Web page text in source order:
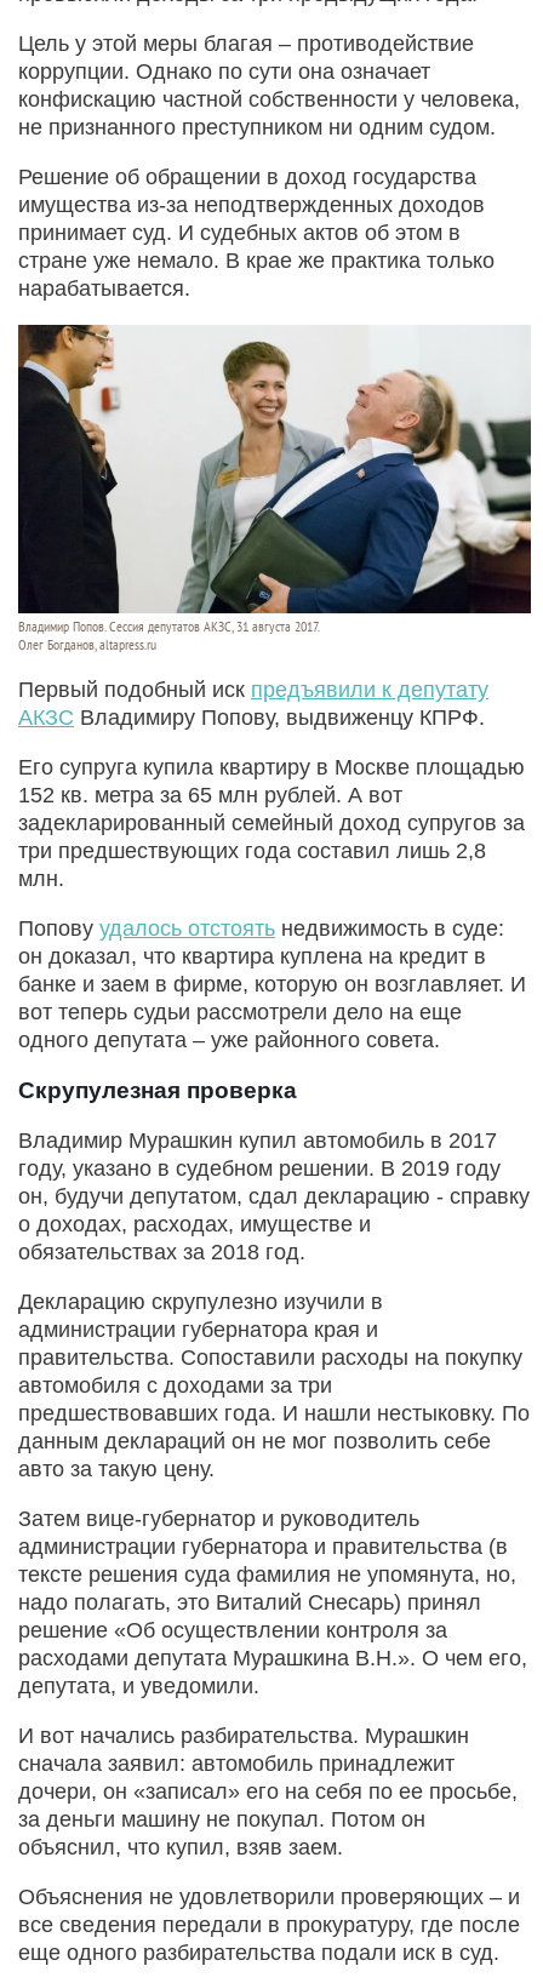
Цель у этой меры благая – противодействие
коррупции. Однако по сути она означает
конфискацию частной собственности у человека,
не признанного преступником ни одним судом.
Решение об обращении в доход государства
имущества из-за неподтвержденных доходов
принимает суд. И судебных актов об этом в
стране уже немало. В крае же практика только
нарабатывается.
Владимир Попов. Сессия депутатов АКЗС, 31 августа 2017.
Олег Богданов, altapress.ru
Первый подобный иск предъявили к депутату
АКЗС Владимиру Попову, выдвиженцу КПРФ.
Его супруга купила квартиру в Москве площадью
152 кв. метра за 65 млн рублей. А вот
задекларированный семейный доход супругов за
три предшествующих года составил лишь 2,8
млн.
Попову удалось отстоять недвижимость в суде:
он доказал, что квартира куплена на кредит в
банке и заем в фирме, которую он возглавляет. И
вот теперь судьи рассмотрели дело на еще
одного депутата – уже районного совета.
Скрупулезная проверка
Владимир Мурашкин купил автомобиль в 2017
году, указано в судебном решении. В 2019 году
он, будучи депутатом, сдал декларацию - справку
о доходах, расходах, имуществе и
обязательствах за 2018 год.
Декларацию скрупулезно изучили в
администрации губернатора края и
правительства. Сопоставили расходы на покупку
автомобиля с доходами за три
предшествовавших года. И нашли нестыковку. По
данным деклараций он не мог позволить себе
авто за такую цену.
Затем вице-губернатор и руководитель
администрации губернатора и правительства (в
тексте решения суда фамилия не упомянута, но,
надо полагать, это Виталий Снесарь) принял
решение «Об осуществлении контроля за
расходами депутата Мурашкина В.Н.». О чем его,
депутата, и уведомили.
И вот начались разбирательства. Мурашкин
сначала заявил: автомобиль принадлежит
дочери, он «записал» его на себя по ее просьбе,
за деньги машину не покупал. Потом он
объяснил, что купил, взяв заем.
Объяснения не удовлетворили проверяющих – и
все сведения передали в прокуратуру, где после
еще одного разбирательства подали иск в суд.